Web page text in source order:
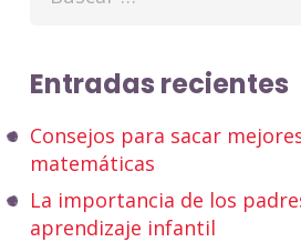
Entradas recientes
Consejos para sacar
matemáticas
La importancia de los
aprendizaje infantil